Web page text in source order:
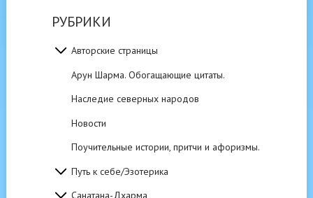
РУБРИКИ
Авторские страницы
Арун Шарма. Обогащающие цитаты.
Наследие северных народов
Новости
Поучительные истории, притчи и афоризмы.
Путь к себе/Эзотерика
Санатана-Дхарма